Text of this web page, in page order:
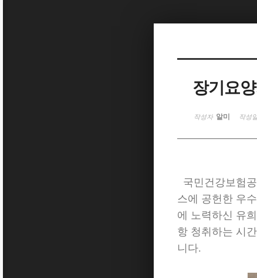
장기요
작성자 알미 작성
국민건강보험
스에 공헌한 우
에 노력하신 유
항 청취하는 시
니다.
Sketchbook5, 스케치북5